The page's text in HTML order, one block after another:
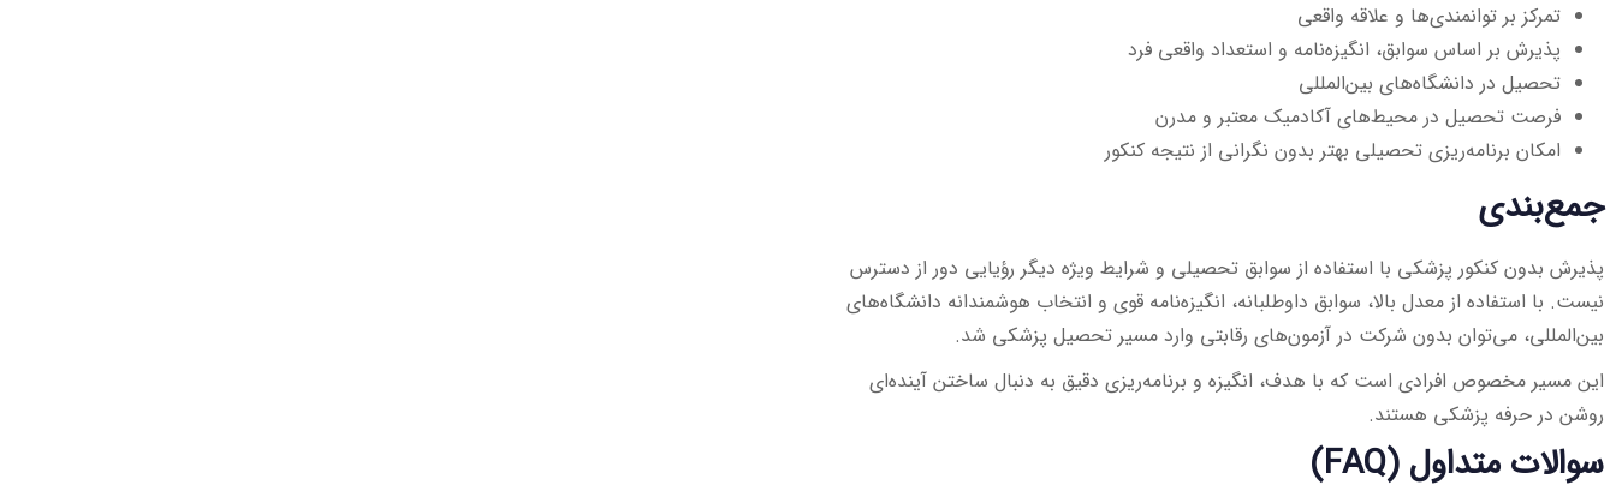
تمرکز بر توانمندی‌ها و علاقه واقعی
پذیرش بر اساس سوابق، انگیزه‌نامه و استعداد واقعی فرد
تحصیل در دانشگاه‌های بین‌المللی
فرصت تحصیل در محیط‌های آکادمیک معتبر و مدرن
امکان برنامه‌ریزی تحصیلی بهتر بدون نگرانی از نتیجه کنکور
جمع‌بندی
پذیرش بدون کنکور پزشکی با استفاده از سوابق تحصیلی و شرایط ویژه دیگر رؤیایی دور از دسترس
نیست. با استفاده از معدل بالا، سوابق داوطلبانه، انگیزه‌نامه قوی و انتخاب هوشمندانه دانشگاه‌های
بین‌المللی، می‌توان بدون شرکت در آزمون‌های رقابتی وارد مسیر تحصیل پزشکی شد.
این مسیر مخصوص افرادی است که با هدف، انگیزه و برنامه‌ریزی دقیق به دنبال ساختن آینده‌ای
روشن در حرفه پزشکی هستند.
سوالات متداول (FAQ)